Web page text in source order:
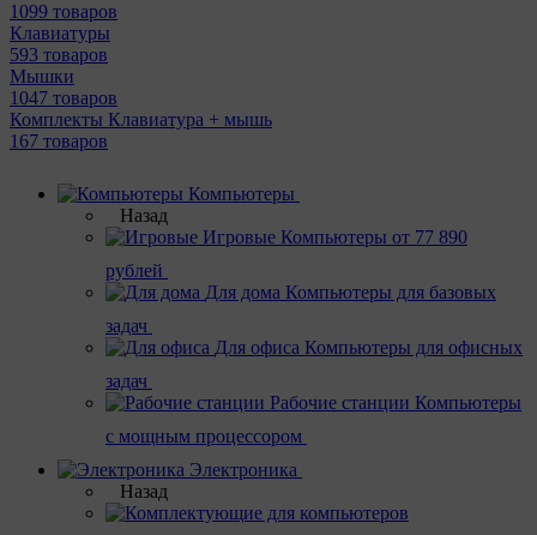
1099 товаров
Клавиатуры
593 товаров
Мышки
1047 товаров
Комплекты Клавиатура + мышь
167 товаров
Компьютеры
Назад
Игровые Компьютеры от 77 890
рублей
Для дома Компьютеры для базовых
задач
Для офиса Компьютеры для офисных
задач
Рабочие станции Компьютеры
с мощным процессором
Электроника
Назад